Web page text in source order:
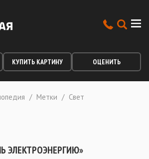
КУПИТЬ КАРТИНУ ОЦЕНИТЬ
/ Метки / Свет
ЭЛЕКТРОЭНЕРГИЮ»